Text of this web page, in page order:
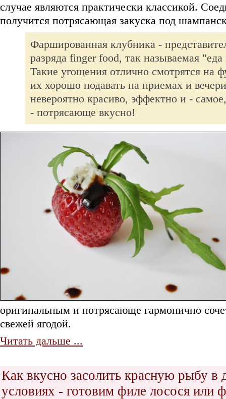
случае являются практически классикой.
получится потрясающая закуска под
Фаршированная клубника -
разряда finger food, так называемая
Такие угощения отлично смотрятся на
их хорошо подавать на приемах и
невероятно красиво, эффектно и -
- потрясающе вкусно!
оригинальным и потрясающе гармонично
свежей ягодой.
Читать дальше ...
Как вкусно засолить красную рыбу
условиях - готовим филе лосося или